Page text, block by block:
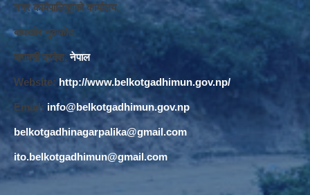
नगर कार्यपालिकाको कार्यालय,
बाघखोर नुवाकोट,
बागमती प्रदेश, नेपाल
Website: http://www.belkotgadhimun.gov.np/
Email: info@belkotgadhimun.gov.np
belkotgadhinagarpalika@gmail.com
ito.belkotgadhimun@gmail.com